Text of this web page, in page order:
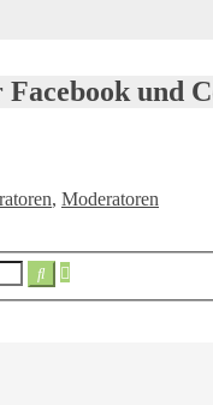
und
, Moderatoren
Suche